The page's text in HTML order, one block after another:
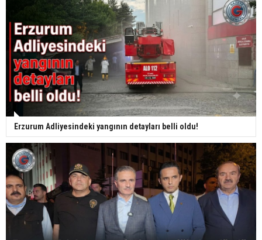
Erzurum Adliyesindeki yangının detayları belli oldu!